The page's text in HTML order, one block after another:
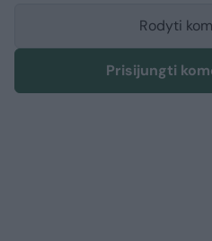
Rodyti
Prisijungti